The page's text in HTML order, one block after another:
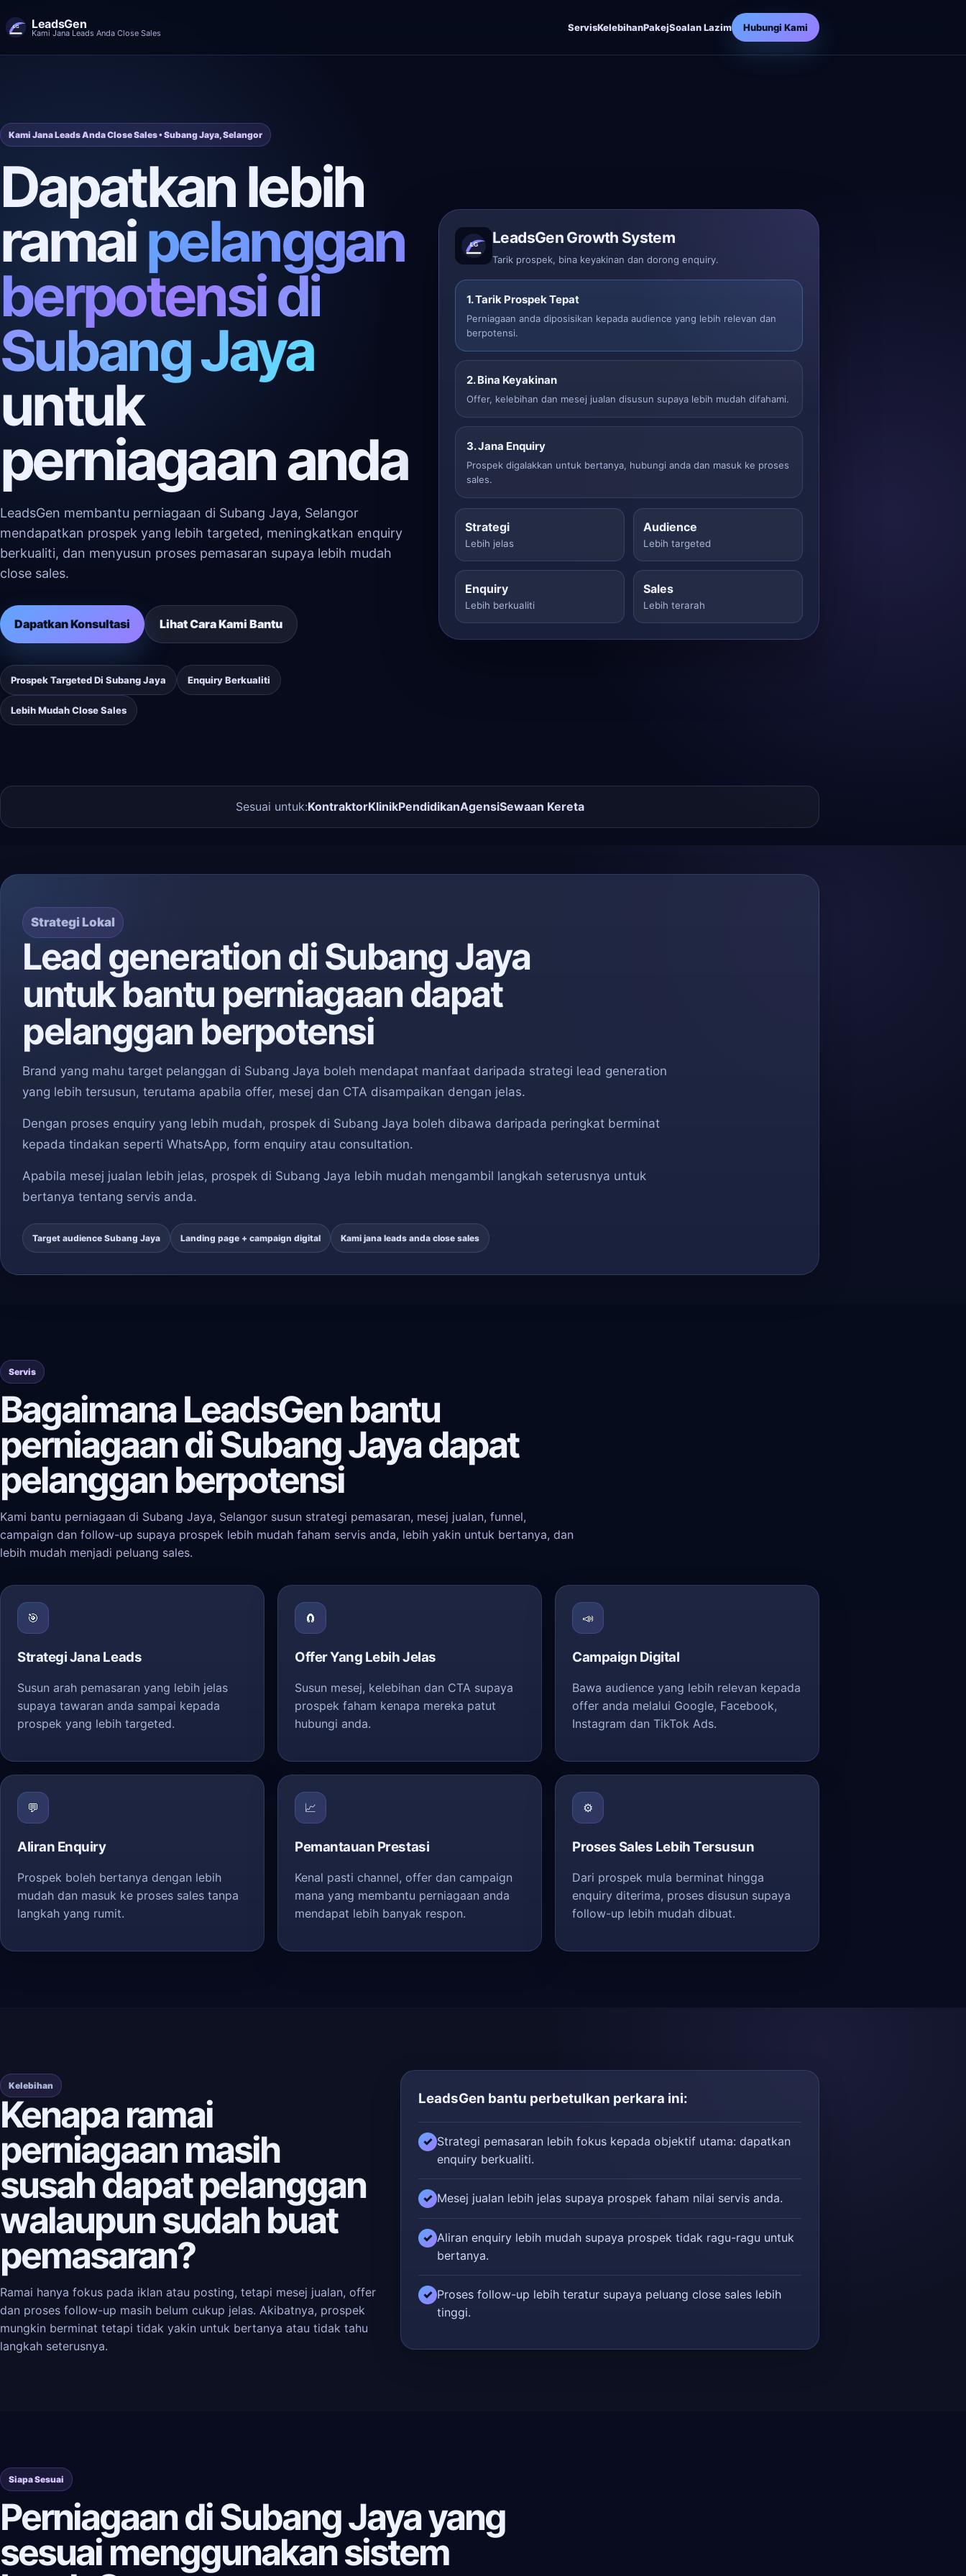
LeadsGen
Kami Jana Leads Anda Close Sales ServisKelebihanPakejSoalan Lazim Hubungi Kami
Kami Jana Leads Anda Close Sales • Subang Jaya, Selangor
Dapatkan lebih
ramaipelanggan
berpotensi di
Subang Jaya
untuk
perniagaan anda
LeadsGen membantu perniagaan di Subang Jaya, Selangor
mendapatkan prospek yang lebih targeted, meningkatkan enquiry
berkualiti, dan menyusun proses pemasaran supaya lebih mudah
close sales.
Dapatkan Konsultasi Lihat Cara Kami Bantu
Prospek Targeted Di Subang Jaya Enquiry Berkualiti
Lebih Mudah Close Sales
LeadsGen Growth System
Tarik prospek, bina keyakinan dan dorong enquiry.
1. Tarik Prospek Tepat
Perniagaan anda diposisikan kepada audience yang lebih relevan dan
berpotensi.
2. Bina Keyakinan
Offer, kelebihan dan mesej jualan disusun supaya lebih mudah difahami.
3. Jana Enquiry
Prospek digalakkan untuk bertanya, hubungi anda dan masuk ke proses
sales.
Strategi
Lebih jelas
Audience
Lebih targeted
Enquiry
Lebih berkualiti
Sales
Lebih terarah
Sesuai untuk:KontraktorKlinikPendidikanAgensiSewaan Kereta
Strategi Lokal
Lead generation di Subang Jaya
untuk bantu perniagaan dapat
pelanggan berpotensi
Brand yang mahu target pelanggan di Subang Jaya boleh mendapat manfaat daripada strategi lead generation
yang lebih tersusun, terutama apabila offer, mesej dan CTA disampaikan dengan jelas.
Dengan proses enquiry yang lebih mudah, prospek di Subang Jaya boleh dibawa daripada peringkat berminat
kepada tindakan seperti WhatsApp, form enquiry atau consultation.
Apabila mesej jualan lebih jelas, prospek di Subang Jaya lebih mudah mengambil langkah seterusnya untuk
bertanya tentang servis anda.
Target audience Subang Jaya Landing page + campaign digital Kami jana leads anda close sales
Servis
Bagaimana LeadsGen bantu
perniagaan di Subang Jaya dapat
pelanggan berpotensi
Kami bantu perniagaan di Subang Jaya, Selangor susun strategi pemasaran, mesej jualan, funnel,
campaign dan follow-up supaya prospek lebih mudah faham servis anda, lebih yakin untuk bertanya, dan
lebih mudah menjadi peluang sales.
🎯
Strategi Jana Leads
Susun arah pemasaran yang lebih jelas
supaya tawaran anda sampai kepada
prospek yang lebih targeted.
🧲
Offer Yang Lebih Jelas
Susun mesej, kelebihan dan CTA supaya
prospek faham kenapa mereka patut
hubungi anda.
📣
Campaign Digital
Bawa audience yang lebih relevan kepada
offer anda melalui Google, Facebook,
Instagram dan TikTok Ads.
💬
Aliran Enquiry
Prospek boleh bertanya dengan lebih
mudah dan masuk ke proses sales tanpa
langkah yang rumit.
📈
Pemantauan Prestasi
Kenal pasti channel, offer dan campaign
mana yang membantu perniagaan anda
mendapat lebih banyak respon.
⚙️
Proses Sales Lebih Tersusun
Dari prospek mula berminat hingga
enquiry diterima, proses disusun supaya
follow-up lebih mudah dibuat.
Kelebihan
Kenapa ramai
perniagaan masih
susah dapat pelanggan
walaupun sudah buat
pemasaran?
Ramai hanya fokus pada iklan atau posting, tetapi mesej jualan, offer
dan proses follow-up masih belum cukup jelas. Akibatnya, prospek
mungkin berminat tetapi tidak yakin untuk bertanya atau tidak tahu
langkah seterusnya.
LeadsGen bantu perbetulkan perkara ini:
✓ Strategi pemasaran lebih fokus kepada objektif utama: dapatkan
enquiry berkualiti.
✓ Mesej jualan lebih jelas supaya prospek faham nilai servis anda.
✓ Aliran enquiry lebih mudah supaya prospek tidak ragu-ragu untuk
bertanya.
✓ Proses follow-up lebih teratur supaya peluang close sales lebih
tinggi.
Siapa Sesuai
Perniagaan di Subang Jaya yang
sesuai menggunakan sistem